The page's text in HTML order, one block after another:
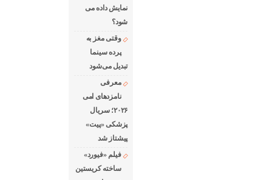
نمایش داده می
شود؟
وقتی مغز به
پرده سینما
تبدیل می‌شود
معرفی
نامزدهای امی
۲۰۲۶؛ سریال
پزشکی «پیت»
پیشتاز شد
فیلم «فیورد»
ساخته کریستین